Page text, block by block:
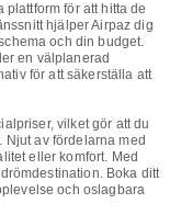
plattform för att hitta de
hjälper Airpaz dig
och din budget.
en välplanerad
för att säkerställa att
vilket gör att du
Njut av fördelarna med
eller komfort. Med
Boka ditt
och oslagbara